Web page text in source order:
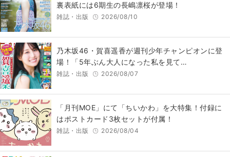
裏表紙には6期生の長嶋凛桜が登場！
雑誌・出版 2026/08/10
乃木坂46・賀喜遥香が週刊少年チャンピオンに登
場！「5年ぶん大人になった私を見て…
雑誌・出版 2026/08/07
「月刊MOE」にて「ちいかわ」を大特集！付録に
はポストカード3枚セットが付属！
雑誌・出版 2026/08/04